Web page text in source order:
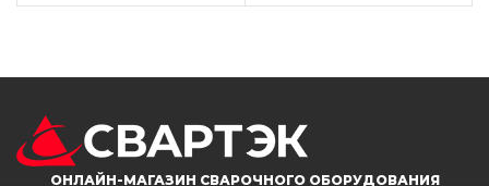
ОНЛАЙН-МАГАЗИН СВАРОЧНОГО ОБОРУДОВАНИЯ